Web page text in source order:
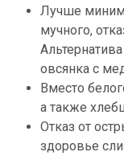
Лучше
мучного,
овсянка с
Вместо
а также
Отказ от
здоровье